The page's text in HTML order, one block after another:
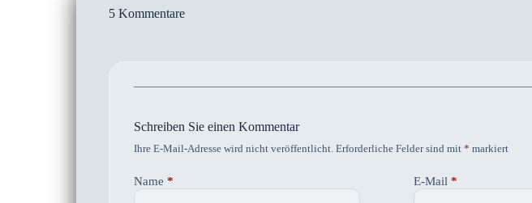
5 Kommentare
Schreiben Sie einen Kommentar
Ihre E-Mail-Adresse wird nicht veröffentlicht. Erforderliche Felder sind mit * markiert
Name * E-Mail *